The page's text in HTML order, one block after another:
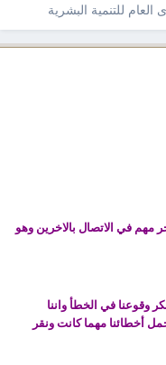
العام للتنمية البشرية
مهم في الاتصال بالاخرين وهو
وقوعنا في الخطأ واننا
أخطائنا مهما كانت ونقر